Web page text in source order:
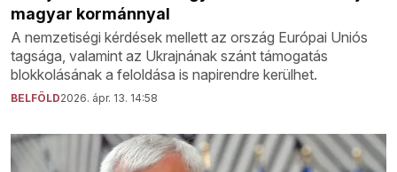
magyar kormánnyal
A nemzetiségi kérdések mellett az ország Európai Uniós
tagsága, valamint az Ukrajnának szánt támogatás
blokkolásának a feloldása is napirendre kerülhet.
BELFÖLD2026. ápr. 13. 14:58